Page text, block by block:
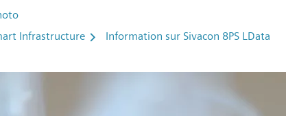
Infrastructure
Information sur Sivacon 8PS LData